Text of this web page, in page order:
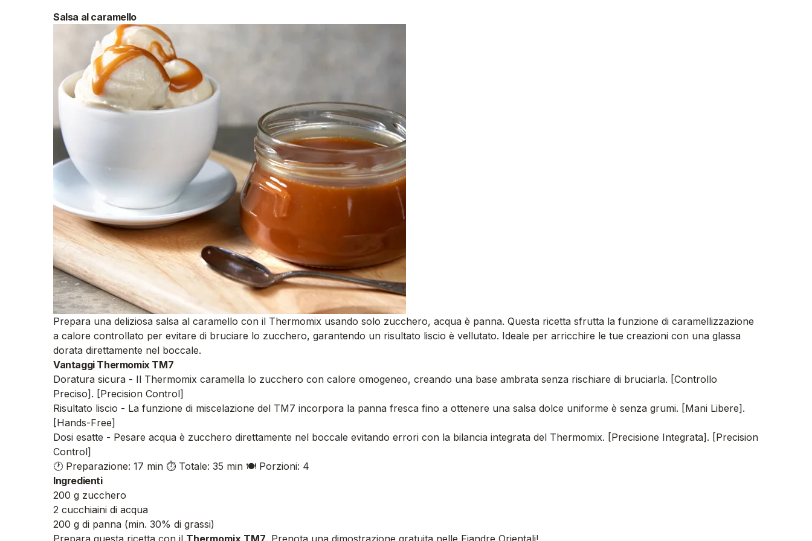
Salsa al caramello
Prepara una deliziosa salsa al caramello con il Thermomix usando solo zucchero, acqua è panna. Questa ricetta sfrutta la funzione di caramellizzazione
a calore controllato per evitare di bruciare lo zucchero, garantendo un risultato liscio è vellutato. Ideale per arricchire le tue creazioni con una glassa
dorata direttamente nel boccale.
Vantaggi Thermomix TM7
Doratura sicura - Il Thermomix caramella lo zucchero con calore omogeneo, creando una base ambrata senza rischiare di bruciarla. [Controllo
Preciso]. [Precision Control]
Risultato liscio - La funzione di miscelazione del TM7 incorpora la panna fresca fino a ottenere una salsa dolce uniforme è senza grumi. [Mani Libere].
[Hands-Free]
Dosi esatte - Pesare acqua è zucchero direttamente nel boccale evitando errori con la bilancia integrata del Thermomix. [Precisione Integrata]. [Precision
Control]
🕐 Preparazione: 17 min ⏱️ Totale: 35 min 🍽️ Porzioni: 4
Ingredienti
200 g zucchero
2 cucchiaini di acqua
200 g di panna (min. 30% di grassi)
Prepara questa ricetta con il Thermomix TM7 . Prenota una dimostrazione gratuita nelle Fiandre Orientali!